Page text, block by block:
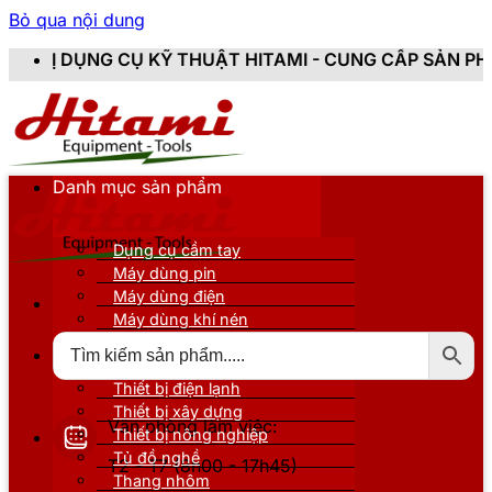
Bỏ qua nội dung
THUẬT HITAMI - CUNG CẤP SẢN PHẨM CHÍNH
Văn phòng làm việc:
T2 - T7 (8h00 - 17h45)
Danh mục sản phẩm
Dụng cụ cầm tay
Máy dùng pin
Máy dùng điện
Máy dùng khí nén
Thiết bị nâng đỡ
Thiết bị điện lạnh
Thiết bị xây dựng
Thiết bị nông nghiệp
Tủ đồ nghề
Thang nhôm